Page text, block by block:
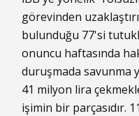
görevinden
bulunduğu 77'si
onuncu haftasında
duruşmada savunma
41 milyon lira
işimin bir parçasıdır.